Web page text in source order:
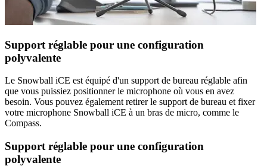
Support réglable pour une configuration
polyvalente
Le Snowball iCE est équipé d'un support de bureau réglable afin
que vous puissiez positionner le microphone où vous en avez
besoin. Vous pouvez également retirer le support de bureau et fixer
votre microphone Snowball iCE à un bras de micro, comme le
Compass.
Support réglable pour une configuration
polyvalente